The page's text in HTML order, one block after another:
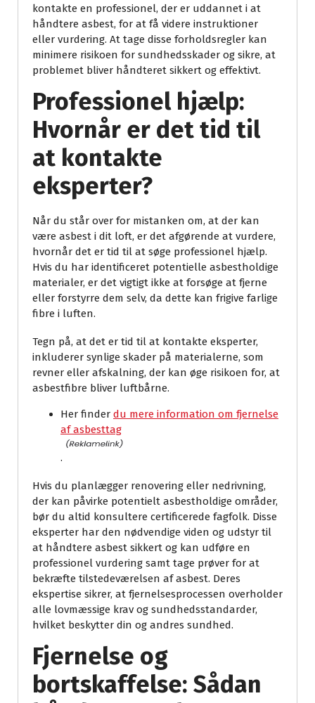
kontakte en professionel, der er uddannet i at
håndtere asbest, for at få videre instruktioner
eller vurdering. At tage disse forholdsregler kan
minimere risikoen for sundhedsskader og sikre, at
problemet bliver håndteret sikkert og effektivt.
Professionel hjælp:
Hvornår er det tid til
at kontakte
eksperter?
Når du står over for mistanken om, at der kan
være asbest i dit loft, er det afgørende at vurdere,
hvornår det er tid til at søge professionel hjælp.
Hvis du har identificeret potentielle asbestholdige
materialer, er det vigtigt ikke at forsøge at fjerne
eller forstyrre dem selv, da dette kan frigive farlige
fibre i luften.
Tegn på, at det er tid til at kontakte eksperter,
inkluderer synlige skader på materialerne, som
revner eller afskalning, der kan øge risikoen for, at
asbestfibre bliver luftbårne.
Her finder du mere information om fjernelse
af asbesttag
.
Hvis du planlægger renovering eller nedrivning,
der kan påvirke potentielt asbestholdige områder,
bør du altid konsultere certificerede fagfolk. Disse
eksperter har den nødvendige viden og udstyr til
at håndtere asbest sikkert og kan udføre en
professionel vurdering samt tage prøver for at
bekræfte tilstedeværelsen af asbest. Deres
ekspertise sikrer, at fjernelsesprocessen overholder
alle lovmæssige krav og sundhedsstandarder,
hvilket beskytter din og andres sundhed.
Fjernelse og
bortskaffelse: Sådan